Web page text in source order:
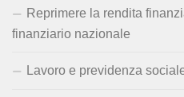
Reprimere la rendita
finanziario nazionale
Lavoro e previdenza